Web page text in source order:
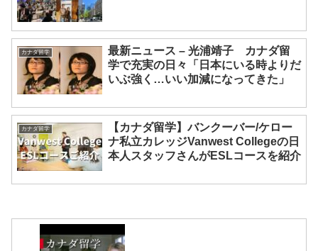
カナダ留学
最新ニュース – 光浦靖子 カナダ留
学で充実の日々「日本にいる時よりだ
いぶ強く…いい加減になってきた」
カナダ留学
【カナダ留学】バンクーバー/ケロー
ナ私立カレッジVanwest Collegeの日
本人スタッフさんがESLコースを紹介